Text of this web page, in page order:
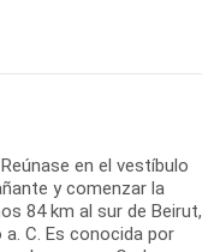
en el vestíbulo
y comenzar la
84 km al sur de Beirut,
C. Es conocida por